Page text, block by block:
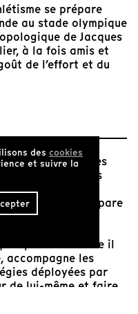
se prépare
au stade olympique
de Jacques
à la fois amis et
de l’effort et du
au plus près
déployés, des
?
se prépare
pour les
la caméra de
sportive comme il
accompagne les
déployées par
de lui-même et faire
des cookies
et suivre la